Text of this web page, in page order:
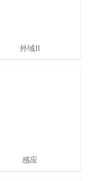
外域II
感应